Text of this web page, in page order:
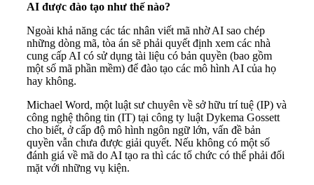
AI được đào tạo như thế nào?
Ngoài khả năng các tác nhân viết mã nhờ AI sao chép
những dòng mã, tòa án sẽ phải quyết định xem các nhà
cung cấp AI có sử dụng tài liệu có bản quyền (bao gồm
một số mã phần mềm) để đào tạo các mô hình AI của họ
hay không.
Michael Word, một luật sư chuyên về sở hữu trí tuệ (IP) và
công nghệ thông tin (IT) tại công ty luật Dykema Gossett
cho biết, ở cấp độ mô hình ngôn ngữ lớn, vấn đề bản
quyền vẫn chưa được giải quyết. Nếu không có một số
đánh giá về mã do AI tạo ra thì các tổ chức có thể phải đối
mặt với những vụ kiện.